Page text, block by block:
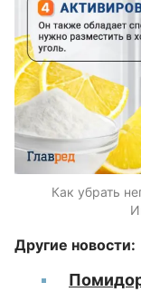
Как убрать
Другие новости: